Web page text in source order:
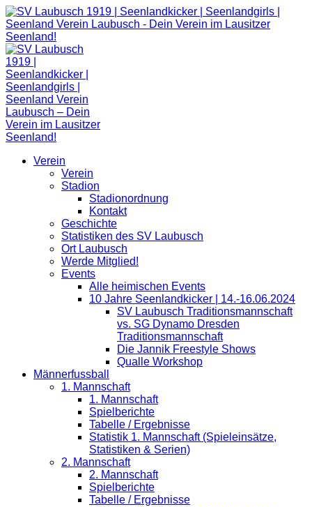
Zum
Inhalt
springen
Verein
Verein
Stadion
Stadionordnung
Kontakt
Geschichte
Statistiken des SV Laubusch
Ort Laubusch
Werde Mitglied!
Events
Alle heimischen Events
10 Jahre Seenlandkicker | 14.-16.06.2024
SV Laubusch Traditionsmannschaft
vs. SG Dynamo Dresden
Traditionsmannschaft
Die Jannik Freestyle Shows
Qualle Workshop
Männerfussball
1. Mannschaft
1. Mannschaft
Spielberichte
Tabelle / Ergebnisse
Statistik 1. Mannschaft (Spieleinsätze,
Statistiken & Serien)
2. Mannschaft
2. Mannschaft
Spielberichte
Tabelle / Ergebnisse